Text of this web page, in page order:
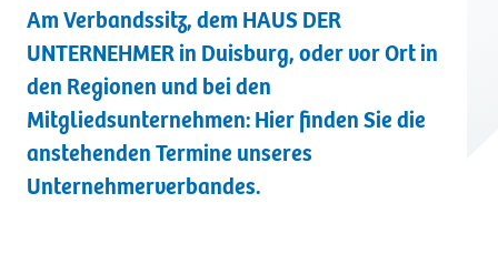
Verband
Kontakt
Am Verbandssitz, dem HAUS DER
UNTERNEHMER in Duisburg, oder vor Ort in
den Regionen und bei den
Mitgliedsunternehmen: Hier finden Sie die
anstehenden Termine unseres
Unternehmerverbandes.